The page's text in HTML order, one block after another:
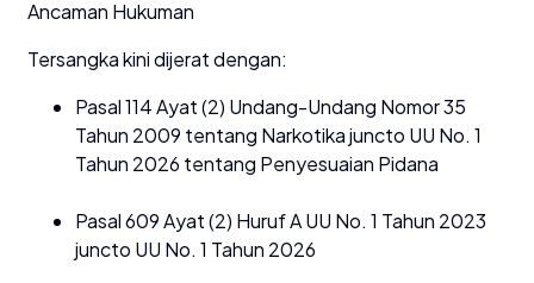
Ancaman Hukuman
Tersangka kini dijerat dengan:
Pasal 114 Ayat (2) Undang-Undang Nomor 35
Tahun 2009 tentang Narkotika juncto UU No. 1
Tahun 2026 tentang Penyesuaian Pidana
Pasal 609 Ayat (2) Huruf A UU No. 1 Tahun 2023
juncto UU No. 1 Tahun 2026